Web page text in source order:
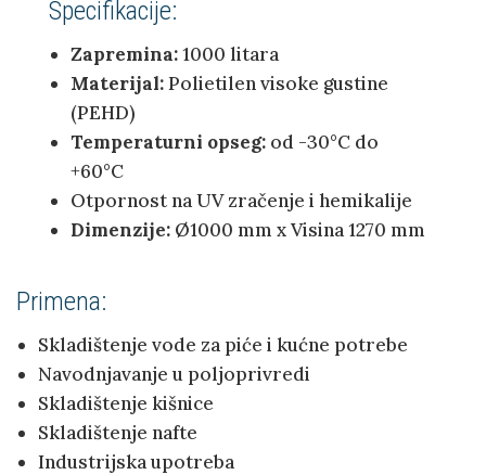
Specifikacije:
Zapremina:1000 litara
Materijal:Polietilen visoke gustine
(PEHD)
Temperaturni opseg: od -30°C do
+60°C
Otpornost na UV zračenje i hemikalije
Dimenzije: Ø1000 mm x Visina 1270 mm
Primena:
Skladištenje vode za piće i kućne potrebe
Navodnjavanje u poljoprivredi
Skladištenje kišnice
Skladištenje nafte
Industrijska upotreba